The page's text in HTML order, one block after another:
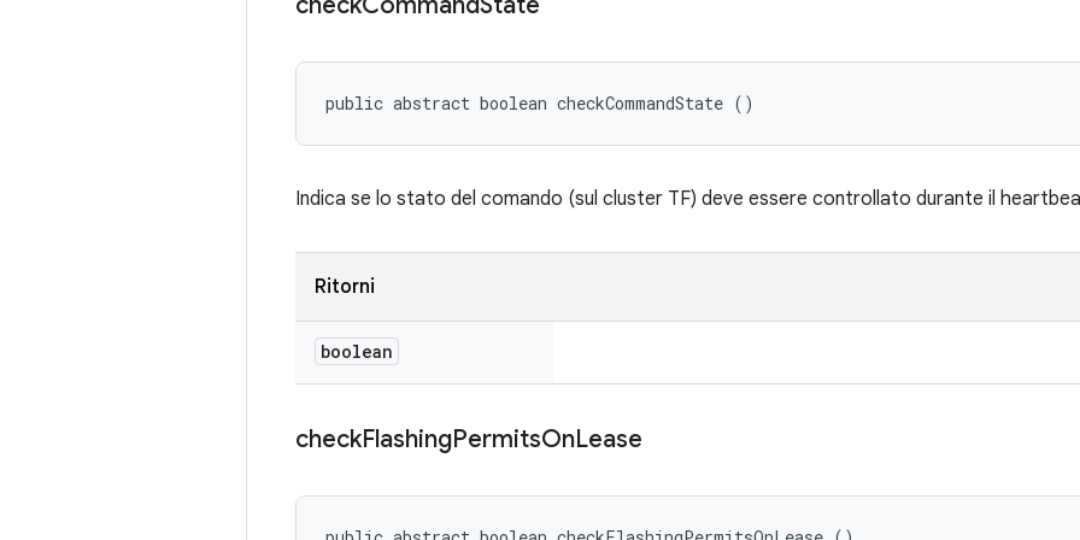
public abstract boolean checkCommandState ()
Indica se lo stato del comando (sul cluster TF) deve essere controllato durante il
Ritorni
boolean
checkFlashingPermitsOnLease